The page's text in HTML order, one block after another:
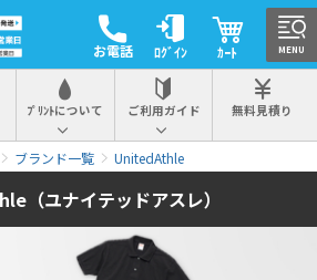
お電話 ﾛｸﾞｲﾝ ｶｰﾄ
ﾌﾟﾘﾝﾄについて ご利用ガイド 無料見積り
ブランド一覧 UnitedAthle
（ユナイテッドアスレ）
MENU